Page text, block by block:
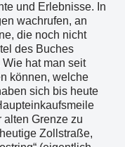
und Erlebnisse. In
wachrufen, an
die noch nicht
des Buches
hat man seit
können, welche
sich bis heute
Grenze zu
Zollstraße,